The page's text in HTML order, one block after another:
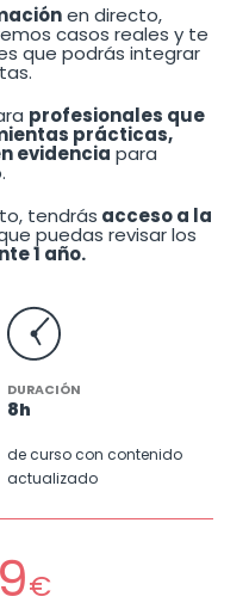
en directo,
casos reales y te
que podrás integrar
profesionales que
prácticas,
evidencia para
tendrás acceso a la
puedas revisar los
1 año.
DURACIÓN
8h
de curso con contenido
actualizado
€